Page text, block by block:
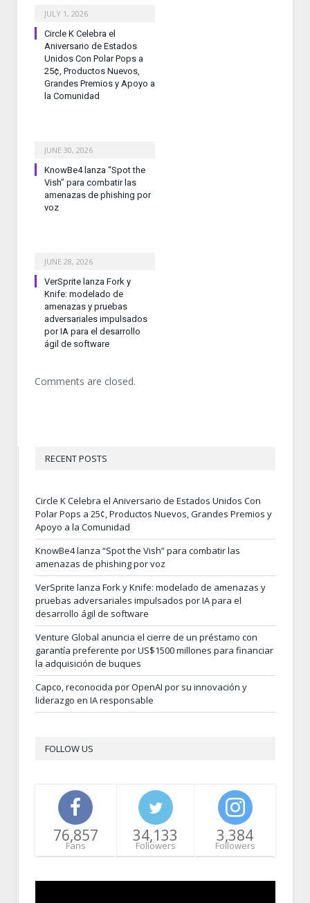
JULY 1, 2026
Circle K Celebra el
Aniversario de Estados
Unidos Con Polar Pops a
25¢, Productos Nuevos,
Grandes Premios y Apoyo a
la Comunidad
JUNE 30, 2026
KnowBe4 lanza “Spot the
Vish” para combatir las
amenazas de phishing por
voz
JUNE 28, 2026
VerSprite lanza Fork y
Knife: modelado de
amenazas y pruebas
adversariales impulsados
por IA para el desarrollo
ágil de software
Comments are closed.
RECENT POSTS
Circle K Celebra el Aniversario de Estados Unidos Con
Polar Pops a 25¢, Productos Nuevos, Grandes Premios y
Apoyo a la Comunidad
KnowBe4 lanza “Spot the Vish” para combatir las
amenazas de phishing por voz
VerSprite lanza Fork y Knife: modelado de amenazas y
pruebas adversariales impulsados por IA para el
desarrollo ágil de software
Venture Global anuncia el cierre de un préstamo con
garantía preferente por US$1500 millones para financiar
la adquisición de buques
Capco, reconocida por OpenAI por su innovación y
liderazgo en IA responsable
FOLLOW US
76,857
Fans
34,133
Followers
3,384
Followers